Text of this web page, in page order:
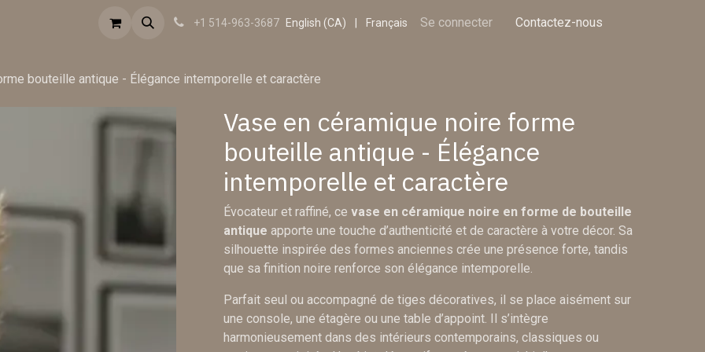
Contactez-nous FAQ Revue de presse Partenaires Boîte à outils courtier Recrutement
+1 514-963-3687 English (CA) | Français Se connecter Contactez-nous
bouteille antique - Élégance intemporelle et caractère
Vase en céramique noire forme
bouteille antique - Élégance
intemporelle et caractère
Évocateur et raffiné, ce vase en céramique noire en forme de bouteille
antique apporte une touche d’authenticité et de caractère à votre décor. Sa
silhouette inspirée des formes anciennes crée une présence forte, tandis
que sa finition noire renforce son élégance intemporelle.
Parfait seul ou accompagné de tiges décoratives, il se place aisément sur
une console, une étagère ou une table d’appoint. Il s’intègre
harmonieusement dans des intérieurs contemporains, classiques ou